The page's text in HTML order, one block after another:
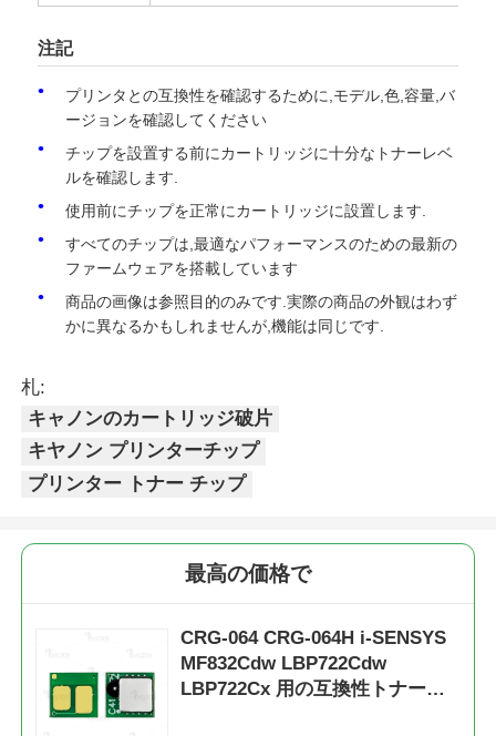
リコー トナーチップ
シャープチップ
印刷機とコピー機の部品
ドラム＆フューザーユニット
トナーカートリッジ
パントムチップ
注記
プリンタとの互換性を確認するために,モデル,色,容量,バ
ージョンを確認してください
チップを設置する前にカートリッジに十分なトナーレベ
ルを確認します.
使用前にチップを正常にカートリッジに設置します.
すべてのチップは,最適なパフォーマンスのための最新の
ファームウェアを搭載しています
商品の画像は参照目的のみです.実際の商品の外観はわず
かに異なるかもしれませんが,機能は同じです.
札:
キャノンのカートリッジ破片
キヤノン プリンターチップ
プリンター トナー チップ
最高の価格で
CRG-064 CRG-064H i-SENSYS
MF832Cdw LBP722Cdw
LBP722Cx 用の互換性トナーカ